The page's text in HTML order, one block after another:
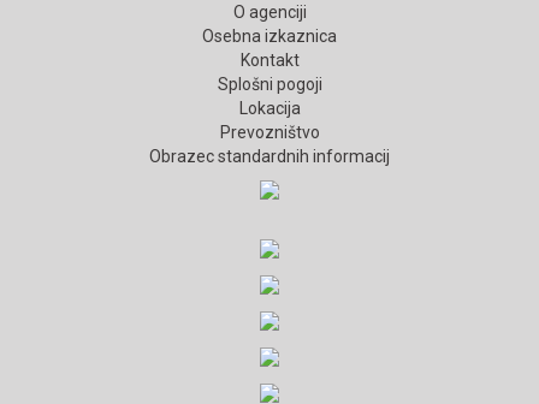
O agenciji
Osebna izkaznica
Kontakt
Splošni pogoji
Lokacija
Prevozništvo
Obrazec standardnih informacij